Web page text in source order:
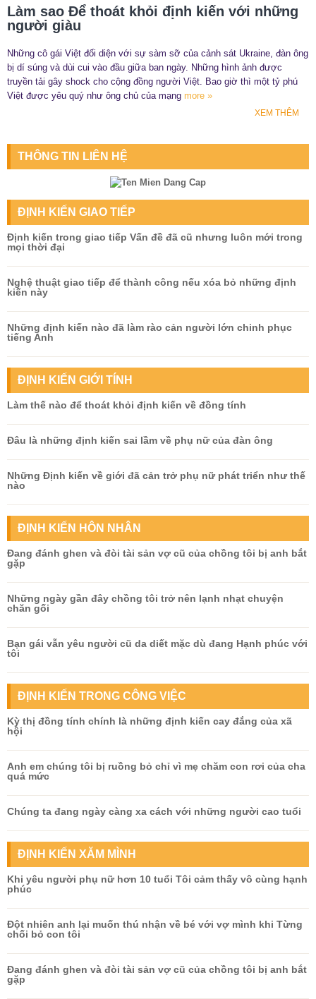
Làm sao Để thoát khỏi định kiến với những
người giàu
Những cô gái Việt đối diện với sự sàm sỡ của cảnh sát Ukraine, đàn ông
bị dí súng và dùi cui vào đầu giữa ban ngày. Những hình ảnh được
truyền tải gây shock cho cộng đồng người Việt. Bao giờ thì một tỷ phú
Việt được yêu quý như ông chủ của mạng more »
XEM THÊM
THÔNG TIN LIÊN HỆ
ĐỊNH KIẾN GIAO TIẾP
Định kiến trong giao tiếp Vấn đề đã cũ nhưng luôn mới trong
mọi thời đại
Nghệ thuật giao tiếp để thành công nếu xóa bỏ những định
kiến này
Những định kiến nào đã làm rào cản người lớn chinh phục
tiếng Anh
ĐỊNH KIẾN GIỚI TÍNH
Làm thế nào để thoát khỏi định kiến về đồng tính
Đâu là những định kiến sai lầm về phụ nữ của đàn ông
Những Định kiến về giới đã cản trở phụ nữ phát triển như thế
nào
ĐỊNH KIẾN HÔN NHÂN
Đang đánh ghen và đòi tài sản vợ cũ của chồng tôi bị anh bắt
gặp
Những ngày gần đây chồng tôi trở nên lạnh nhạt chuyện
chăn gối
Bạn gái vẫn yêu người cũ da diết mặc dù đang Hạnh phúc với
tôi
ĐỊNH KIẾN TRONG CÔNG VIỆC
Kỳ thị đồng tính chính là những định kiến cay đắng của xã
hội
Anh em chúng tôi bị ruồng bỏ chỉ vì mẹ chăm con rơi của cha
quá mức
Chúng ta đang ngày càng xa cách với những người cao tuổi
ĐỊNH KIẾN XĂM MÌNH
Khi yêu người phụ nữ hơn 10 tuổi Tôi cảm thấy vô cùng hạnh
phúc
Đột nhiên anh lại muốn thú nhận về bé với vợ mình khi Từng
chối bỏ con tôi
Đang đánh ghen và đòi tài sản vợ cũ của chồng tôi bị anh bắt
gặp